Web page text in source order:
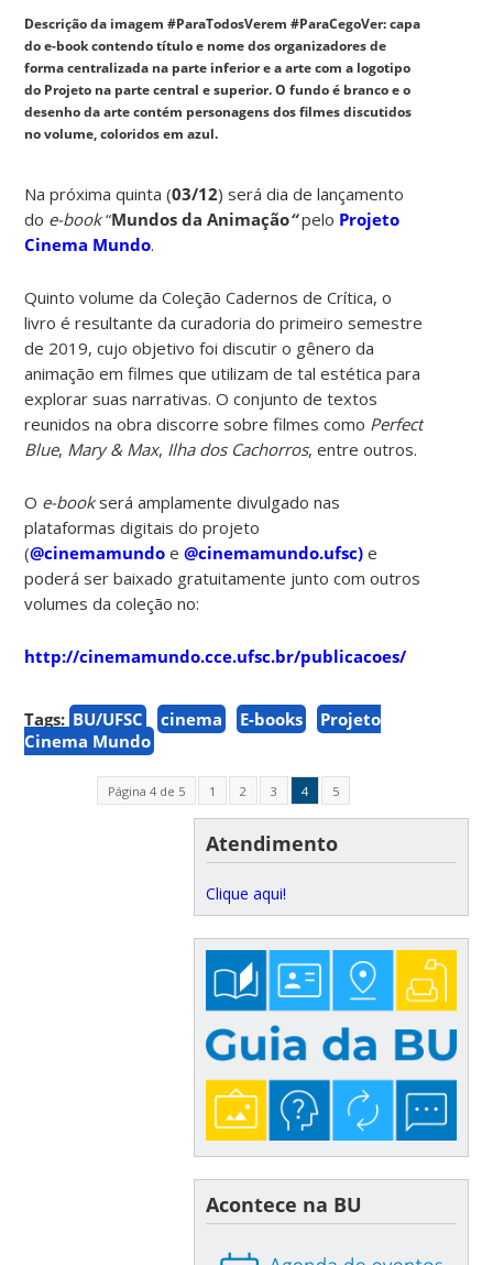
Descrição da imagem #ParaTodosVerem #ParaCegoVer: capa
do e-book contendo título e nome dos organizadores de
forma centralizada na parte inferior e a arte com a logotipo
do Projeto na parte central e superior. O fundo é branco e o
desenho da arte contém personagens dos filmes discutidos
no volume, coloridos em azul.
Na próxima quinta (03/12) será dia de lançamento
do e-book“Mundos da Animação“pelo Projeto
Cinema Mundo.
Quinto volume da Coleção Cadernos de Crítica, o
livro é resultante da curadoria do primeiro semestre
de 2019, cujo objetivo foi discutir o gênero da
animação em filmes que utilizam de tal estética para
explorar suas narrativas. O conjunto de textos
reunidos na obra discorre sobre filmes como Perfect
Blue, Mary & Max, Ilha dos Cachorros, entre outros.
O e-bookserá amplamente divulgado nas
plataformas digitais do projeto
(@cinemamundo e@cinemamundo.ufsc) e
poderá ser baixado gratuitamente junto com outros
volumes da coleção no:
http://cinemamundo.cce.ufsc.br/publicacoes/
Tags: BU/UFSC cinema E-books
Projeto
Cinema Mundo
Página 4 de 5 1 2 3 4 5
Atendimento
Clique aqui!
Acontece na BU